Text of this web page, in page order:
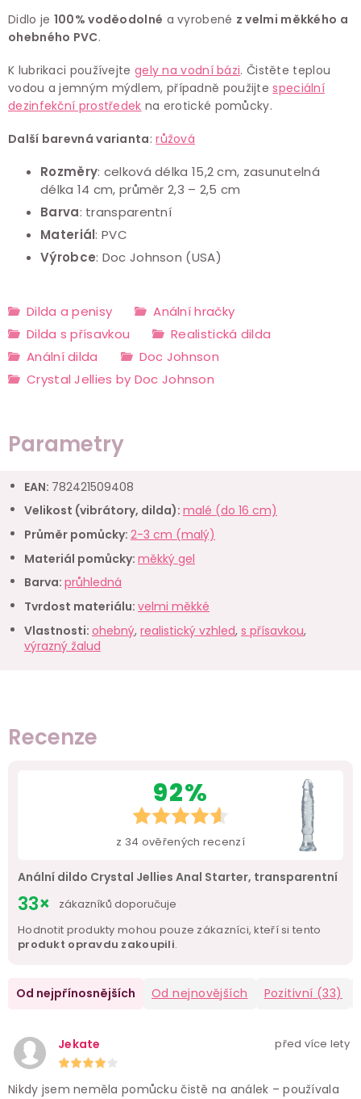
Didlo je 100% voděodolné a vyrobené z velmi měkkého a
ohebného PVC.
K lubrikaci používejte gely na vodní bázi. Čistěte teplou
vodou a jemným mýdlem, případně použijtespeciální
dezinfekční prostředek na erotické pomůcky.
Další barevná varianta:růžová
Rozměry: celková délka 15,2 cm, zasunutelná
délka 14 cm, průměr 2,3 – 2,5 cm
Barva: transparentní
Materiál: PVC
Výrobce: Doc Johnson (USA)
Dilda a penisy
Anální hračky
Dilda s přísavkou
Realistická dilda
Anální dilda
Doc Johnson
Crystal Jellies by Doc Johnson
Parametry
EAN: 782421509408
Velikost (vibrátory, dilda): malé (do 16 cm)
Průměr pomůcky: 2-3 cm (malý)
Materiál pomůcky: měkký gel
Barva: průhledná
Tvrdost materiálu: velmi měkké
Vlastnosti: ohebný, realistický vzhled, s přísavkou,
výrazný žalud
Recenze
92%
z 34 ověřených recenzí
Anální dildo Crystal Jellies Anal Starter, transparentní
33×
zákazníků doporučuje
Hodnotit produkty mohou pouze zákazníci, kteří si tento
produkt opravdu zakoupili.
Od nejpřínosnějších Od nejnovějších Pozitivní (33)
Jekate před více lety
Nikdy jsem neměla pomůcku čistě na análek – používala